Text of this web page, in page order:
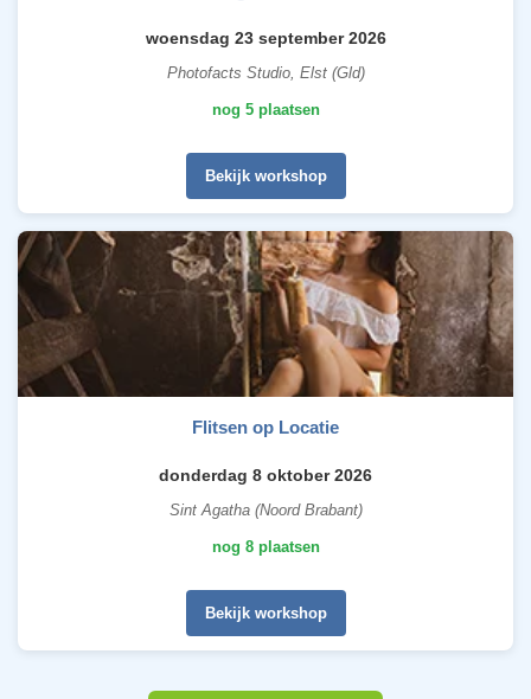
woensdag 23 september 2026
Photofacts Studio, Elst (Gld)
nog 5 plaatsen
Bekijk workshop
Flitsen op Locatie
donderdag 8 oktober 2026
Sint Agatha (Noord Brabant)
nog 8 plaatsen
Bekijk workshop